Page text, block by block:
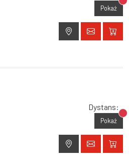
Pokaż
Dystans:
Pokaż